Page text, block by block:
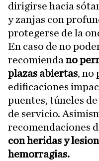
dirigirse hacia
y zanjas con
protegerse de la
En caso de no
recomienda no
plazas abiertas, no
edificaciones
puentes, túneles
de servicio.
recomendaciones
con heridas y
hemorragias.